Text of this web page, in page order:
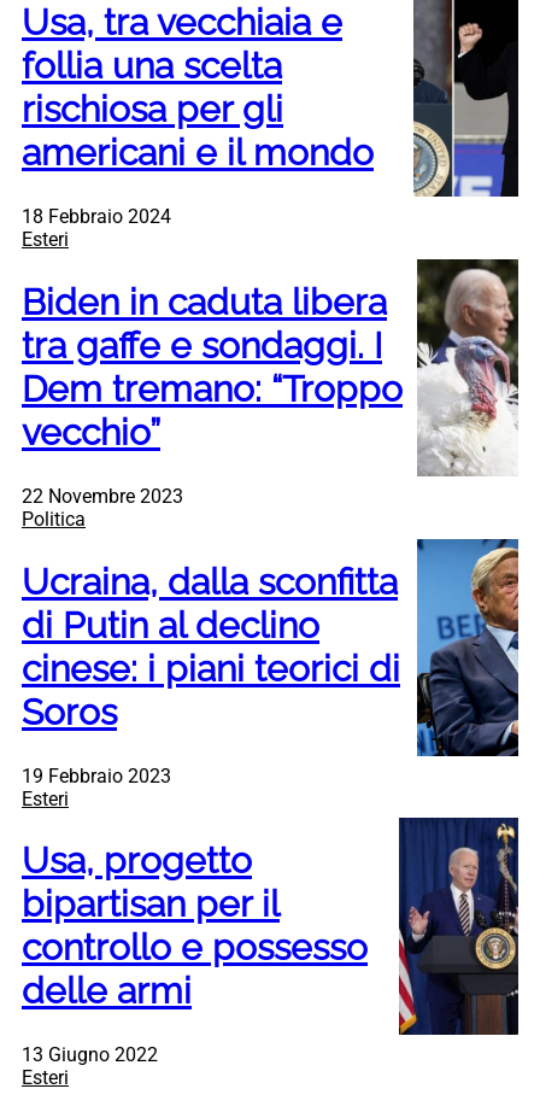
Usa, tra vecchiaia e
follia una scelta
rischiosa per gli
americani e il mondo
18 Febbraio 2024
Esteri
Biden in caduta libera
tra gaffe e sondaggi. I
Dem tremano: “Troppo
vecchio”
22 Novembre 2023
Politica
Ucraina, dalla sconfitta
di Putin al declino
cinese: i piani teorici di
Soros
19 Febbraio 2023
Esteri
Usa, progetto
bipartisan per il
controllo e possesso
delle armi
13 Giugno 2022
Esteri